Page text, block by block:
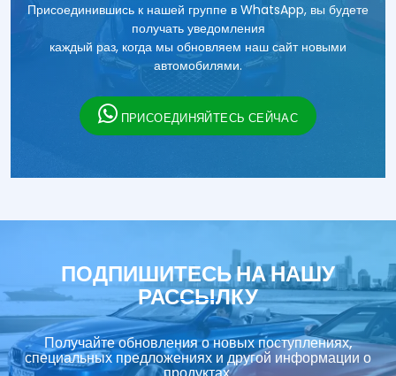
Присоединившись к нашей группе в WhatsApp, вы будете
получать уведомления
каждый раз, когда мы обновляем наш сайт новыми
автомобилями.
ПРИСОЕДИНЯЙТЕСЬ СЕЙЧАС
ПОДПИШИТЕСЬ НА НАШУ
РАССЫЛКУ
Получайте обновления о новых поступлениях,
специальных предложениях и другой информации о